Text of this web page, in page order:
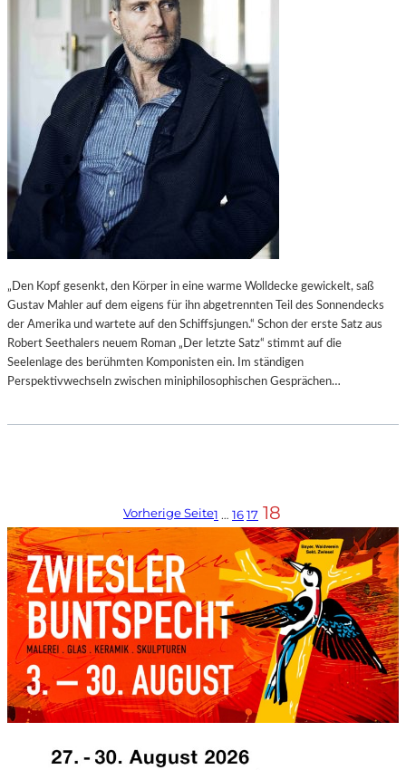
„Den Kopf gesenkt, den Körper in eine warme Wolldecke gewickelt, saß
Gustav Mahler auf dem eigens für ihn abgetrennten Teil des Sonnendecks
der Amerika und wartete auf den Schiffsjungen.“ Schon der erste Satz aus
Robert Seethalers neuem Roman „Der letzte Satz“ stimmt auf die
Seelenlage des berühmten Komponisten ein. Im ständigen
Perspektivwechseln zwischen miniphilosophischen Gesprächen…
Vorherige Seite1 … 1617 18